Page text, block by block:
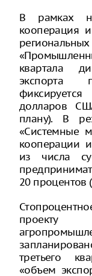
В рамках
кооперация
квартала
экспорта
долларов
плану). В
«Системные
кооперации
из числа
20 процентов
проекту
третьего
«объем